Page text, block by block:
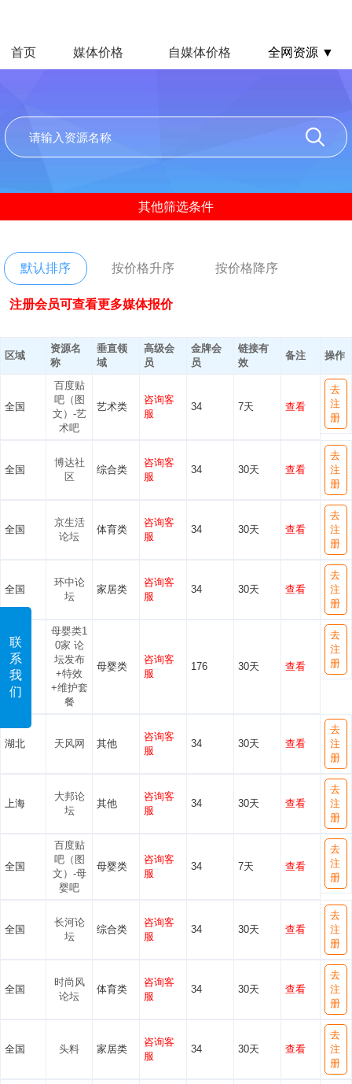
联
系
我
们
首页 媒体价格 自媒体价格 全网资源 ▼
其他筛选条件
默认排序 按价格升序 按价格降序
注册会员可查看更多媒体报价
区域
资源名
称
垂直领
域
高级会
员
金牌会
员
链接有
效
备注 操作
全国
百度贴
吧（图
文）-艺
术吧
艺术类
咨询客
服
34 7天 查看
去
注
册
全国
博达社
区
综合类
咨询客
服
34 30天 查看
去
注
册
全国
京生活
论坛
体育类
咨询客
服
34 30天 查看
去
注
册
全国
环中论
坛
家居类
咨询客
服
34 30天 查看
去
注
册
全国
母婴类1
0家 论
坛发布
+特效
+维护套
餐
母婴类
咨询客
服
176 30天 查看
去
注
册
湖北 天风网 其他
咨询客
服
34 30天 查看
去
注
册
上海
大邦论
坛
其他
咨询客
服
34 30天 查看
去
注
册
全国
百度贴
吧（图
文）-母
婴吧
母婴类
咨询客
服
34 7天 查看
去
注
册
全国
长河论
坛
综合类
咨询客
服
34 30天 查看
去
注
册
全国
时尚风
论坛
体育类
咨询客
服
34 30天 查看
去
注
册
全国 头料 家居类
咨询客
服
34 30天 查看
去
注
册